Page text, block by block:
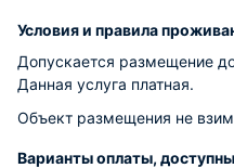
Условия и правила
Допускается размещение
Данная услуга платная.
Объект размещения не
Варианты оплаты,